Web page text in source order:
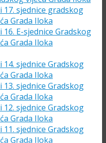
17. sjednice gradskog
Grada Iloka
16. E-sjednice Gradskog
Grada Iloka
14. sjednice Gradskog
Grada Iloka
13. sjednice Gradskog
Grada Iloka
12. sjednice Gradskog
Grada Iloka
11. sjednice Gradskog
Grada Iloka